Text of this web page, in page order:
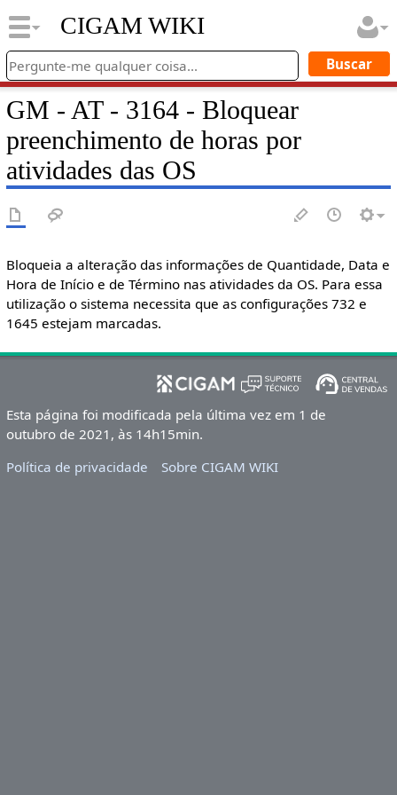
CIGAM WIKI
GM - AT - 3164 - Bloquear
preenchimento de horas por
atividades das OS
Bloqueia a alteração das informações de Quantidade, Data e
Hora de Início e de Término nas atividades da OS. Para essa
utilização o sistema necessita que as configurações 732 e
1645 estejam marcadas.
Esta página foi modificada pela última vez em 1 de
outubro de 2021, às 14h15min.
Política de privacidade
Sobre CIGAM WIKI